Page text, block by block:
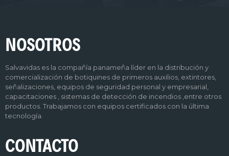
NOSOTROS
Salvavidas es la compañía panameña líder en la distribución y
comercialización de botiquines de primeros auxilios, extintores,
señalizaciones, equipos de seguridad personal y empresarial,
capacitaciones , sistemas de detección de incendios ,entre otros
productos. Trabajamos con equipos certificados con la última
tecnología.
CONTACTO